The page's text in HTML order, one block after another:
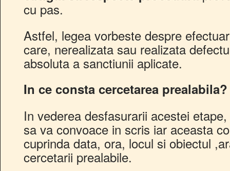
cu pas.
Astfel, legea vorbeste despre
care, nerealizata sau realizata
absoluta a sanctiunii aplicate.
In ce consta cercetarea prealabila?
In vederea desfasurarii acestei
sa va convoace in scris iar aceasta
cuprinda data, ora, locul si obiectul
cercetarii prealabile.